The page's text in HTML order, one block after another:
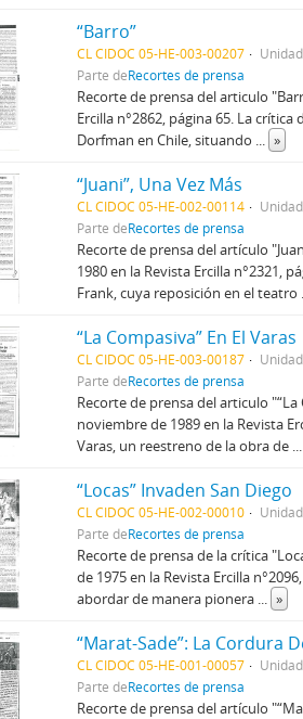
“Barro”
CL CIDOC 05-HE-003-00207
Parte deRecortes de prensa
Recorte de prensa del articulo
Ercilla n°2862, página 65. La
Dorfman en Chile, situando ... »
“Juani”, Una Vez Más
CL CIDOC 05-HE-002-00114
Parte deRecortes de prensa
Recorte de prensa del artículo
1980 en la Revista Ercilla n°2321,
Frank, cuya reposición en el teatro
“La Compasiva” En El Varas
CL CIDOC 05-HE-003-00187
Parte deRecortes de prensa
Recorte de prensa del articulo
noviembre de 1989 en la Revista
Varas, un reestreno de la obra de ...
“Locas” Invaden San Diego
CL CIDOC 05-HE-002-00010
Parte deRecortes de prensa
Recorte de prensa de la crítica
de 1975 en la Revista Ercilla
abordar de manera pionera ... »
“Marat-Sade”: La Cordura
CL CIDOC 05-HE-001-00057
Parte deRecortes de prensa
Recorte de prensa del artículo